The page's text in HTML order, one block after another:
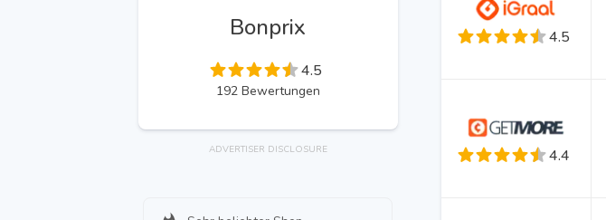
Bonprix
4.5
192Bewertungen
ADVERTISER DISCLOSURE
4.5
4.4